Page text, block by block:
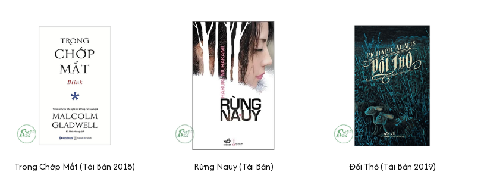
Trong Chớp Mắt (Tái Bản 2018) Rừng Nauy (Tái Bản) Đồi Thỏ (Tái Bản 2019)